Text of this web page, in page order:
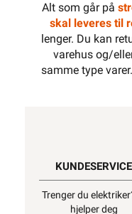
Alt som går på
skal leveres til
lenger. Du kan
varehus og/
samme type varer.
KUNDESERVICE
Trenger du
hjelper deg